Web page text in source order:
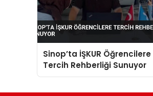
Sinop’ta İŞKUR Öğrencilere
Tercih Rehberliği Sunuyor